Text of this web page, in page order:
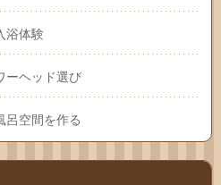
浴体験
ーヘッド選び
呂空間を作る